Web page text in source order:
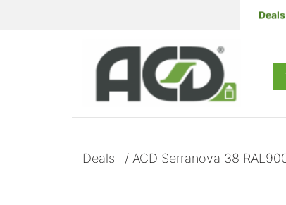
Deals
Deals / ACD Serranova 38